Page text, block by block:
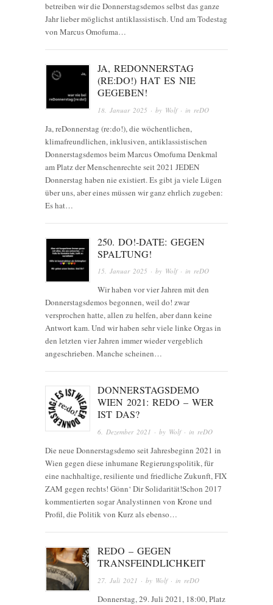
betreiben wir die Donnerstagsdemos selbst das ganze
Jahr lieber möglichst antiklassistisch. Und am Todestag
von Marcus Omofuma…
JA, REDONNERSTAG
(RE:DO!) HAT ES NIE
GEGEBEN!
18. Januar 2025 · by Wolf· in reDO
Ja, reDonnerstag (re:do!), die wöchentlichen,
klimafreundlichen, inklusiven, antiklassistischen
Donnerstagsdemos beim Marcus Omofuma Denkmal
am Platz der Menschenrechte seit 2021 JEDEN
Donnerstag haben nie existiert. Es gibt ja viele Lügen
über uns, aber eines müssen wir ganz ehrlich zugeben:
Es hat…
250. DO!-DATE: GEGEN
SPALTUNG!
15. Januar 2025 · by Wolf· inreDO
Wir haben vor vier Jahren mit den
Donnerstagsdemos begonnen, weil do! zwar
versprochen hatte, allen zu helfen, aber dann keine
Antwort kam. Und wir haben sehr viele linke Orgas in
den letzten vier Jahren immer wieder vergeblich
angeschrieben. Manche scheinen…
DONNERSTAGSDEMO
WIEN 2021: REDO – WER
IST DAS?
6. Dezember 2021 · by Wolf· in reDO
Die neue Donnerstagsdemo seit Jahresbeginn 2021 in
Wien gegen diese inhumane Regierungspolitik, für
eine nachhaltige, resiliente und friedliche Zukunft, FIX
ZAM gegen rechts! Gönn‘ Dir Solidarität!Schon 2017
kommentierten sogar Analystinnen von Krone und
Profil, die Politik von Kurz als ebenso…
REDO – GEGEN
TRANSFEINDLICHKEIT
27. Juli 2021 · by Wolf· in reDO
Donnerstag, 29. Juli 2021, 18:00, Platz